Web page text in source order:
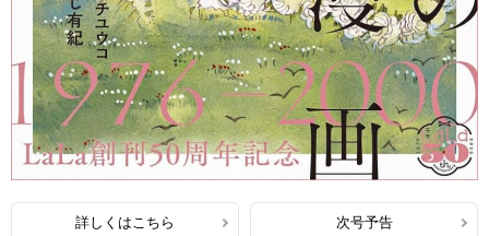
詳しくはこちら 次号予告